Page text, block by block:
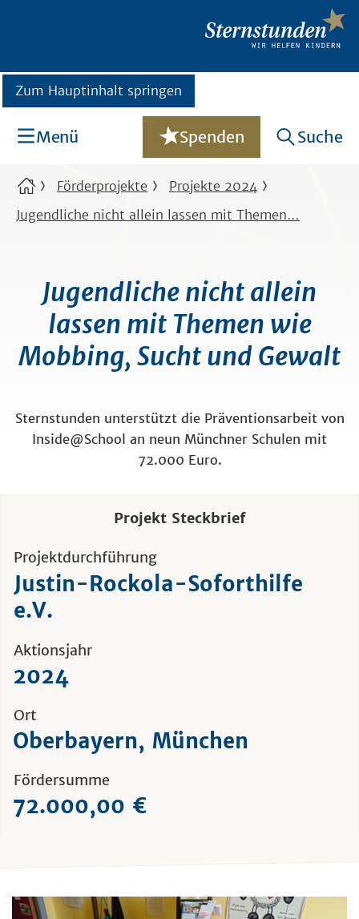
Zum Hauptinhalt springen
Menü Spenden Suche
Förderprojekte
Projekte 2024
Jugendliche nicht allein lassen mit Themen…
Jugendliche nicht allein
lassen mit Themen wie
Mobbing, Sucht und Gewalt
Sternstunden unterstützt die Präventionsarbeit von
Inside@School an neun Münchner Schulen mit
72.000 Euro.
Projekt Steckbrief
Projektdurchführung
Justin-Rockola-Soforthilfe
e.V.
Aktionsjahr
2024
Ort
Oberbayern, München
Fördersumme
72.000,00 €